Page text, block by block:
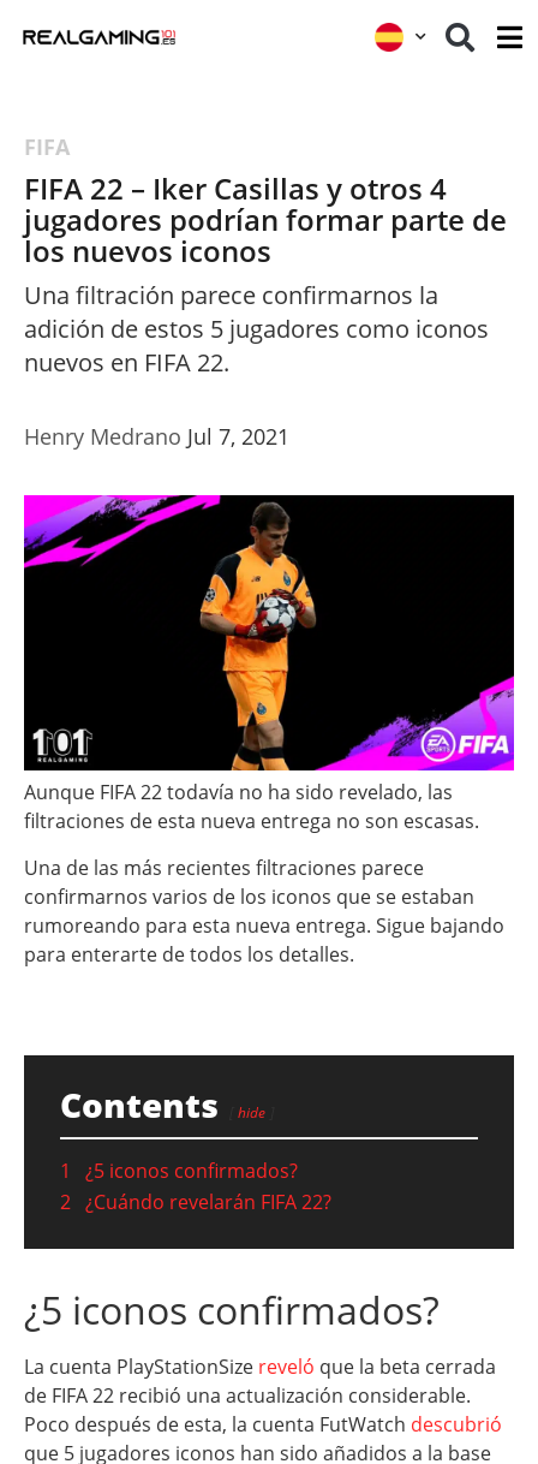
FIFA
FIFA 22 – Iker Casillas y otros 4
jugadores podrían formar parte de
los nuevos iconos
Una filtración parece confirmarnos la
adición de estos 5 jugadores como iconos
nuevos en FIFA 22.
Henry Medrano Jul 7, 2021
Aunque FIFA 22 todavía no ha sido revelado, las
filtraciones de esta nueva entrega no son escasas.
Una de las más recientes filtraciones parece
confirmarnos varios de los iconos que se estaban
rumoreando para esta nueva entrega. Sigue bajando
para enterarte de todos los detalles.
Contents hide
1
¿5 iconos confirmados?
2 ¿Cuándo revelarán FIFA 22?
¿5 iconos confirmados?
La cuenta PlayStationSize reveló que la beta cerrada
de FIFA 22 recibió una actualización considerable.
Poco después de esta, la cuenta FutWatch descubrió
que 5 jugadores iconos han sido añadidos a la base